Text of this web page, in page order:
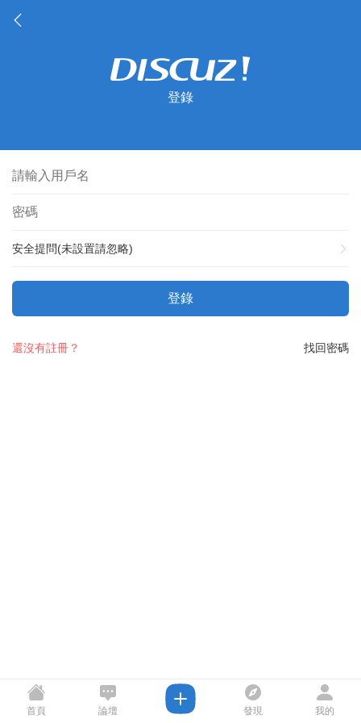
登錄
安全提問(未設置請忽略)
登錄
找回密碼
還沒有註冊？
首頁 論壇 發現 我的